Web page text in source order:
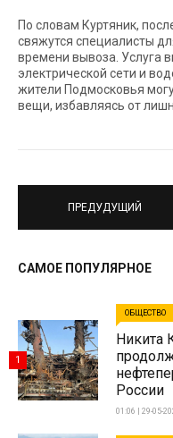
По словам Куртяник,
свяжутся специалисты
времени вывоза. Услуга
электрической сети и
жители Подмосковья
вещи, избавляясь от
ПРЕДУДУЩИЙ
САМОЕ ПОПУЛЯРНОЕ
ОБЩЕСТВО
Никита
России
01:06 | 29-05-
1